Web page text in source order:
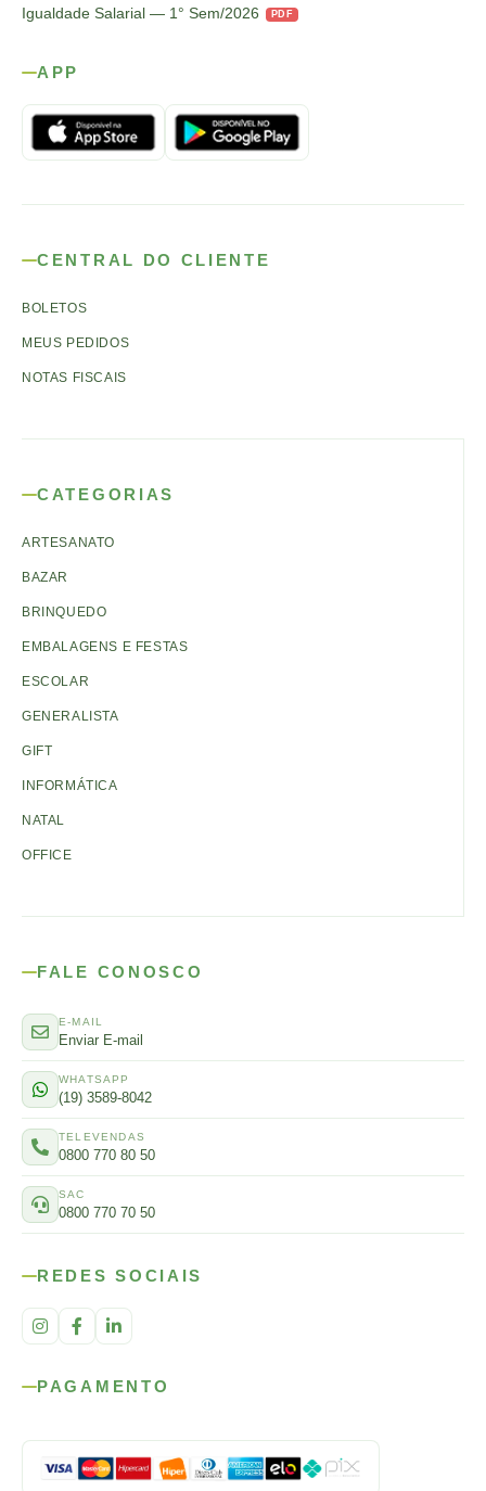
Igualdade Salarial — 1° Sem/2026
PDF
APP
CENTRAL DO CLIENTE
BOLETOS
MEUS PEDIDOS
NOTAS FISCAIS
CATEGORIAS
ARTESANATO
BAZAR
BRINQUEDO
EMBALAGENS E FESTAS
ESCOLAR
GENERALISTA
GIFT
INFORMÁTICA
NATAL
OFFICE
FALE CONOSCO
E-MAIL
Enviar E-mail
WHATSAPP
(19) 3589-8042
TELEVENDAS
0800 770 80 50
SAC
0800 770 70 50
REDES SOCIAIS
PAGAMENTO